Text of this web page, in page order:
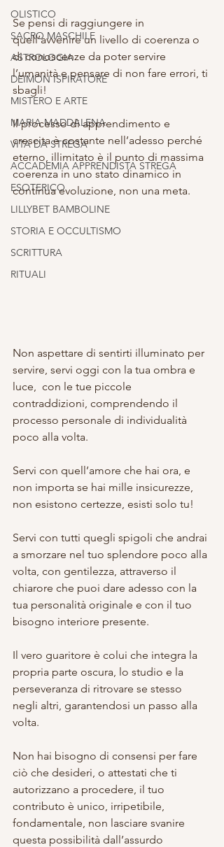
OLISTICO
SACRO MASCHILE
ASTROLOGIA
DEIMON ISPIRATORE
MISTERO E ARTE
MARIA MADDALENA
VITA DA STREGA
ACCADEMIA APPRENDISTA STREGA
ESOTERICO
LILLYBET BAMBOLINE
STORIA E OCCULTISMO
SCRITTURA
RITUALI
Se pensi di raggiungere in
quell’avvenire un livello di coerenza o
di conoscenze da poter servire
l’umanità e pensare di non fare errori, ti
sbagli!
Il processo di apprendimento e
crescita è costante nell’adesso perché
eterno, illimitato è il punto di massima
coerenza in uno stato dinamico in
continua evoluzione, non una meta.
Non aspettare di sentirti illuminato per
servire, servi oggi con la tua ombra e
luce,  con le tue piccole
contraddizioni, comprendendo il
processo personale di individualità
poco alla volta.
Servi con quell’amore che hai ora, e
non importa se hai mille insicurezze,
non esistono certezze, esisti solo tu!
Servi con tutti quegli spigoli che andrai
a smorzare nel tuo splendore poco alla
volta, con gentilezza, attraverso il
chiarore che puoi dare adesso con la
tua personalità originale e con il tuo
bisogno interiore presente.
Il vero guaritore è colui che integra la
propria parte oscura, lo studio e la
perseveranza di ritrovare se stesso
negli altri, garantendosi un passo alla
volta.
Non hai bisogno di consensi per fare
ciò che desideri, o attestati che ti
autorizzano a procedere, il tuo
contributo è unico, irripetibile,
fondamentale, non lasciare svanire
questa possibilità dall’assurdo